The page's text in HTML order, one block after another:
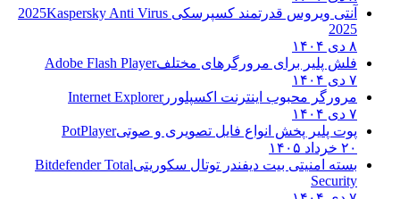
آنتی ویروس قدرتمند کسپرسکی 2025 Kaspersky Anti Virus
2025
۸ دی ۱۴۰۴
فلش پلیر برای مرورگرهای مختلفAdobe Flash Player
۷ دی ۱۴۰۴
مرورگر محبوب اینترنت اکسپلوررInternet Explorer
۷ دی ۱۴۰۴
پوت پلیر پخش انواع فایل تصویری و صوتیPotPlayer
۲۰ خرداد ۱۴۰۵
بسته امنیتی بیت دیفندر توتال سکوریتیBitdefender Total
Security